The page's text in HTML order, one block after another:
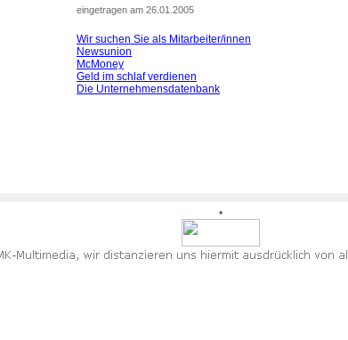
eingetragen am 26.01.2005
Wir suchen Sie als Mitarbeiter/innen
Newsunion
McMoney
Geld im schlaf verdienen
Die Unternehmensdatenbank
•